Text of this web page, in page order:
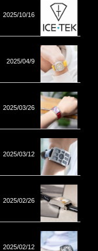
2025/10/16
2025/04/9
2025/03/26
2025/03/12
2025/02/26
2025/02/12